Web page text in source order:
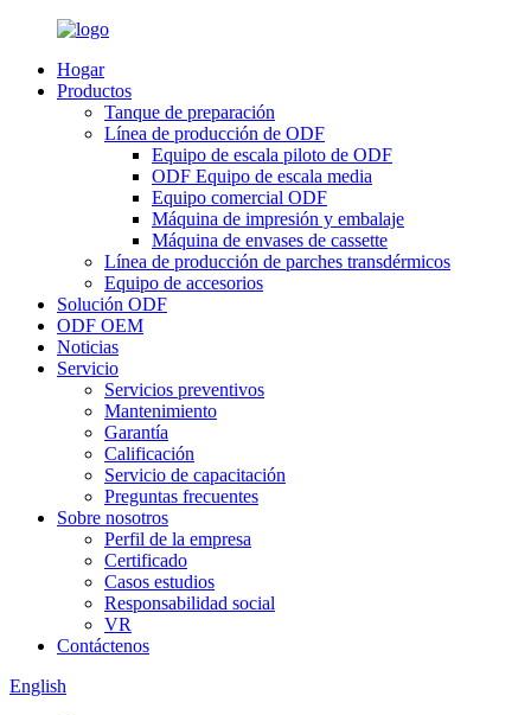
Hogar
Productos
Tanque de preparación
Línea de producción de ODF
Equipo de escala piloto de ODF
ODF Equipo de escala media
Equipo comercial ODF
Máquina de impresión y embalaje
Máquina de envases de cassette
Línea de producción de parches transdérmicos
Equipo de accesorios
Solución ODF
ODF OEM
Noticias
Servicio
Servicios preventivos
Mantenimiento
Garantía
Calificación
Servicio de capacitación
Preguntas frecuentes
Sobre nosotros
Perfil de la empresa
Certificado
Casos estudios
Responsabilidad social
VR
Contáctenos
English